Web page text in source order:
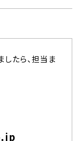
たら、担当ま